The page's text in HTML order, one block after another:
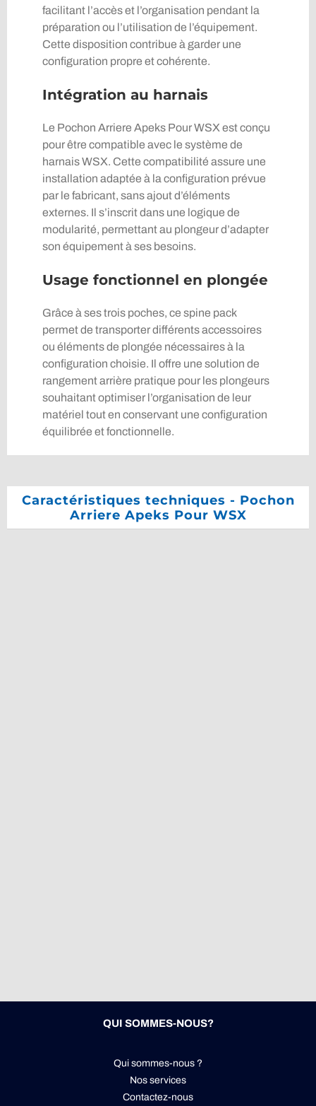
facilitant l’accès et l’organisation pendant la
préparation ou l’utilisation de l’équipement.
Cette disposition contribue à garder une
configuration propre et cohérente.
Intégration au harnais
Le Pochon Arriere Apeks Pour WSX est conçu
pour être compatible avec le système de
harnais WSX. Cette compatibilité assure une
installation adaptée à la configuration prévue
par le fabricant, sans ajout d’éléments
externes. Il s’inscrit dans une logique de
modularité, permettant au plongeur d’adapter
son équipement à ses besoins.
Usage fonctionnel en plongée
Grâce à ses trois poches, ce spine pack
permet de transporter différents accessoires
ou éléments de plongée nécessaires à la
configuration choisie. Il offre une solution de
rangement arrière pratique pour les plongeurs
souhaitant optimiser l’organisation de leur
matériel tout en conservant une configuration
équilibrée et fonctionnelle.
Caractéristiques techniques - Pochon
Arriere Apeks Pour WSX
QUI SOMMES-NOUS?
Qui sommes-nous ?
Nos services
Contactez-nous